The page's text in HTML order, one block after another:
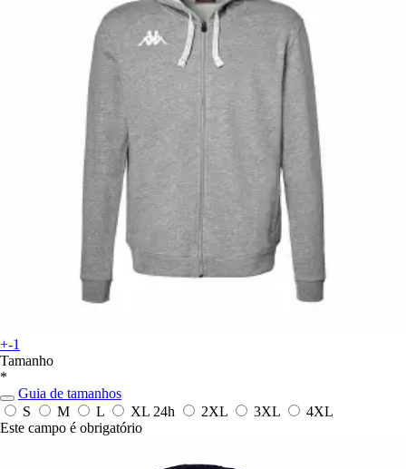
+-1
Tamanho
*
Guia de tamanhos
S
M L XL 24h 2XL 3XL
4XL
Este campo é obrigatório